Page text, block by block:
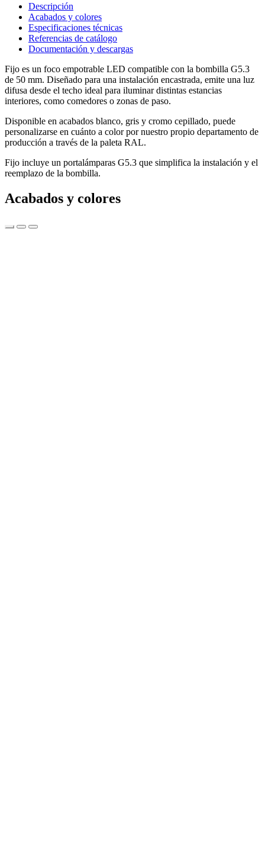
Descripción
Acabados y colores
Especificaciones técnicas
Referencias de catálogo
Documentación y descargas
Fijo es un foco empotrable LED compatible con la bombilla G5.3
de 50 mm. Diseñado para una instalación encastrada, emite una luz
difusa desde el techo ideal para iluminar distintas estancias
interiores, como comedores o zonas de paso.
Disponible en acabados blanco, gris y cromo cepillado, puede
personalizarse en cuánto a color por nuestro propio departamento de
producción a través de la paleta RAL.
Fijo incluye un portalámparas G5.3 que simplifica la instalación y el
reemplazo de la bombilla.
Acabados y colores